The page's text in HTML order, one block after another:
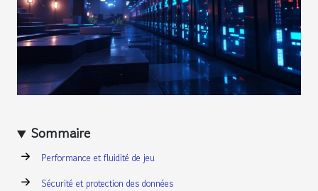
Sommaire
Performance et fluidité de jeu
Sécurité et protection des données